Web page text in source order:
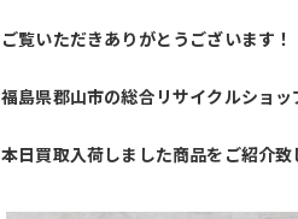
ご覧いただきありがとうございます！
福島県郡山市の総合リサイクルショ
本日買取入荷しました商品をご紹介致